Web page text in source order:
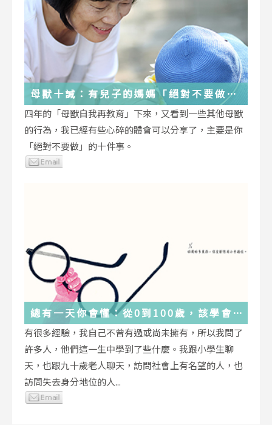
母獸十誡：有兒子的媽媽「絕對不要做」
的十件事
四年的「母獸自我再教育」下來，又看到一些其他母獸
的行為，我已經有些心碎的體會可以分享了，主要是你
「絕對不要做」的十件事。
總有一天你會懂：從0到100歲，該學會
的人生大事，都在這些生活的小事裡了
有很多經驗，我自己不曾有過或尚未擁有，所以我問了
許多人，他們這一生中學到了些什麼。我跟小學生聊
天，也跟九十歲老人聊天，訪問社會上有名望的人，也
訪問失去身分地位的人...